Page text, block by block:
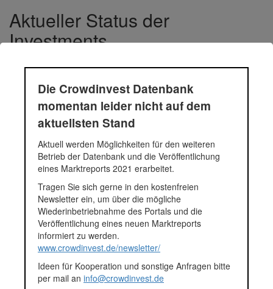
Aktueller Status der
Investments
Volumen
2.568.169 Euro
Investmentrunden
30 Projekte
893.884 Euro
Rückkaufangebot
0 Euro
Zurückgezahlt
683.000 Euro
755.625 Euro
235.660 Euro
Nicht ausgew.
0 Euro
Rückkaufangebot
0 Projekte
0.0%
Die Crowdinvest Datenbank
momentan leider nicht auf dem
aktuellsten Stand
Aktuell werden Möglichkeiten für den weiteren
Betrieb der Datenbank und die Veröffentlichung
eines Marktreports 2021 erarbeitet.
Tragen Sie sich gerne in den kostenfreien
Newsletter ein, um über die mögliche
Wiederinbetriebnahme des Portals und die
Veröffentlichung eines neuen Marktreports
informiert zu werden.
www.crowdinvest.de/newsletter/
Ideen für Kooperation und sonstige Anfragen bitte
per mail an info@crowdinvest.de